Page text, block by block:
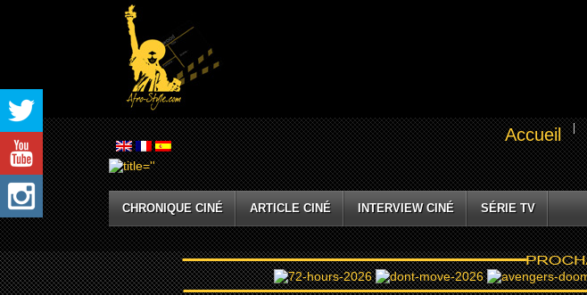
Accueil
CHRONIQUE CINÉ ARTICLE CINÉ INTERVIEW CINÉ SÉRIE TV